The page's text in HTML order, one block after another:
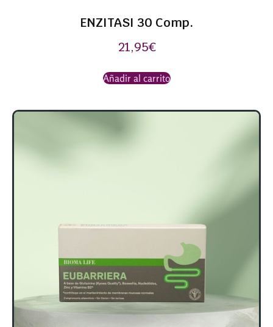
ENZITASI 30 Comp.
21,95€
Añadir al carrito